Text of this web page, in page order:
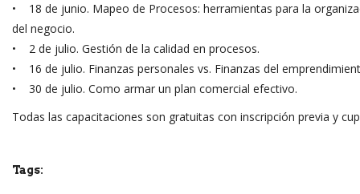
• 18 de junio. Mapeo de Procesos: herramientas para la
del negocio.
• 2 de julio. Gestión de la calidad en procesos.
• 16 de julio. Finanzas personales vs. Finanzas del
• 30 de julio. Como armar un plan comercial efectivo.
Todas las capacitaciones son gratuitas con inscripción previa y
Tags: